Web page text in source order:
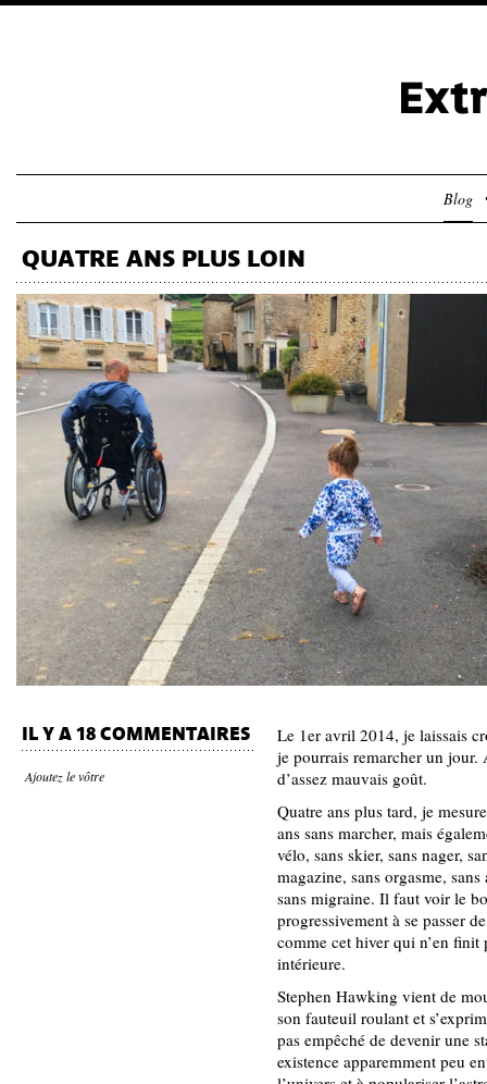
Blog
QUATRE ANS PLUS LOIN
IL Y A 18 COMMENTAIRES
Ajoutez le vôtre
Le 1er avril 2014, je laissais
je pourrais remarcher un jour.
d’assez mauvais goût.
Quatre ans plus tard, je
ans sans marcher, mais
vélo, sans skier, sans nager,
magazine, sans orgasme,
sans migraine. Il faut voir le
progressivement à se passer
comme cet hiver qui n’en finit
intérieure.
Stephen Hawking vient de
son fauteuil roulant et
pas empêché de devenir une
existence apparemment peu